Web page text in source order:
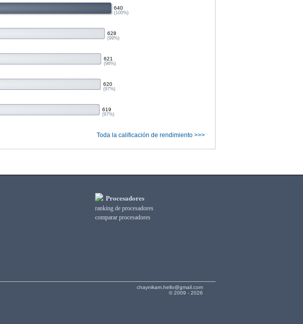
640
(100%)
628
(99%)
621
(98%)
620
(97%)
619
(97%)
Toda la calificación de rendimiento >>>
Procesadores
ranking de procesadores
comparar procesadores
chaynikam.hello@gmail.com
© 2009 - 2026